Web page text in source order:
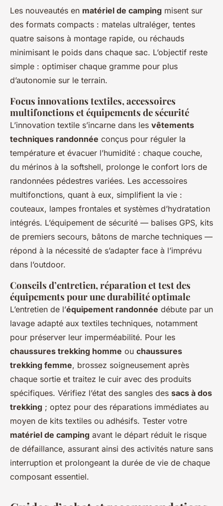
Les nouveautés en matériel de camping misent sur
des formats compacts : matelas ultraléger, tentes
quatre saisons à montage rapide, ou réchauds
minimisant le poids dans chaque sac. L’objectif reste
simple : optimiser chaque gramme pour plus
d’autonomie sur le terrain.
Focus innovations textiles, accessoires
multifonctions et équipements de sécurité
L’innovation textile s’incarne dans les vêtements
techniques randonnée conçus pour réguler la
température et évacuer l’humidité : chaque couche,
du mérinos à la softshell, prolonge le confort lors de
randonnées pédestres variées. Les accessoires
multifonctions, quant à eux, simplifient la vie :
couteaux, lampes frontales et systèmes d’hydratation
intégrés. L’équipement de sécurité — balises GPS, kits
de premiers secours, bâtons de marche techniques —
répond à la nécessité de s’adapter face à l’imprévu
dans l’outdoor.
Conseils d’entretien, réparation et test des
équipements pour une durabilité optimale
L’entretien de l’équipement randonnée débute par un
lavage adapté aux textiles techniques, notamment
pour préserver leur imperméabilité. Pour les
chaussures trekking homme ou chaussures
trekking femme, brossez soigneusement après
chaque sortie et traitez le cuir avec des produits
spécifiques. Vérifiez l’état des sangles des sacs à dos
trekking ; optez pour des réparations immédiates au
moyen de kits textiles ou adhésifs. Tester votre
matériel de camping avant le départ réduit le risque
de défaillance, assurant ainsi des activités nature sans
interruption et prolongeant la durée de vie de chaque
composant essentiel.